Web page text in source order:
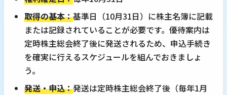
取得の基本：基準日（10月31日）に株主名簿に記載
または記録されていることが必要です。優待案内は
定時株主総会終了後に発送されるため、申込手続き
を確実に行えるスケジュールを組んでおきましょ
う。
発送・申込：発送は定時株主総会終了後（毎年1月